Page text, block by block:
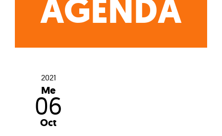
AGENDA
2021
Me
06
Oct